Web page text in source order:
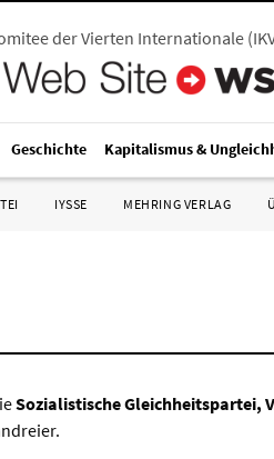
der Vierten Internationale(
Geschichte Kapitalismus &
IYSSE MEHRING VERLAG
Sozialistische Gleichheitspartei,